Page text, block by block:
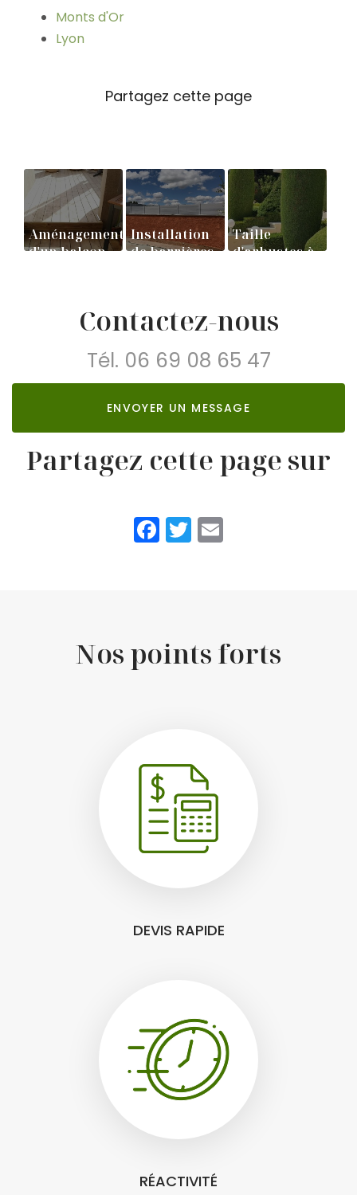
Monts d'Or
Lyon
Aménagement
d'un balcon,
bois à LYON
Installation
de barrières
Taille
d'arbustes à
Contactez-nous
Tél. 06 69 08 65 47
ENVOYER UN MESSAGE
Partagez cette page sur
Facebook
Twitter
Nos points forts
DEVIS RAPIDE
RÉACTIVITÉ